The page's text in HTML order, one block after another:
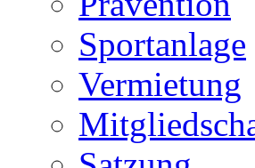
Sportanlage
Vermietung